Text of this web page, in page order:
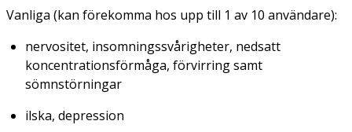
Vanliga (kan förekomma hos upp till 1 av 10 användare):
nervositet, insomningssvårigheter, nedsatt
koncentrationsförmåga, förvirring samt
sömnstörningar
ilska, depression